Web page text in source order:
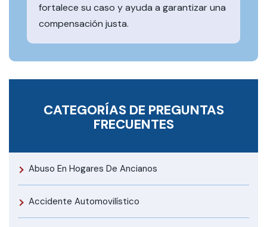
fortalece su caso y ayuda a garantizar una
compensación justa.
CATEGORÍAS DE PREGUNTAS
FRECUENTES
Abuso En Hogares De Ancianos
Accidente Automovilístico